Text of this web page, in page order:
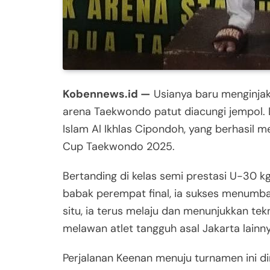
Kobennews.id — Usianya baru
arena Taekwondo patut diacungi jempol.
Islam Al Ikhlas Cipondoh, yang berhasil
Cup Taekwondo 2025.
Bertanding di kelas semi prestasi U-30
babak perempat final, ia sukses
situ, ia terus melaju dan menunjukkan
melawan atlet tangguh asal Jakarta
Perjalanan Keenan menuju turnamen ini